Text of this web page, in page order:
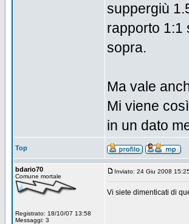
suppergiù
rapporto 1:1
sopra.
Ma vale
Mi viene
in un dato
Top
bdario70
Comune mortale
Registrato: 18/10/07 13:58
Messaggi: 3
Inviato: 24 Giu 2008
Vi siete dimenticati di